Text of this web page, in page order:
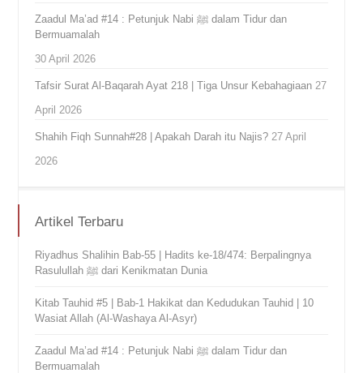
Zaadul Ma’ad #14 : Petunjuk Nabi ﷺ dalam Tidur dan
Bermuamalah
30 April 2026
Tafsir Surat Al-Baqarah Ayat 218 | Tiga Unsur Kebahagiaan 27
April 2026
Shahih Fiqh Sunnah#28 | Apakah Darah itu Najis? 27 April
2026
Artikel Terbaru
Riyadhus Shalihin Bab-55 | Hadits ke-18/474: Berpalingnya
Rasulullah ﷺ dari Kenikmatan Dunia
Kitab Tauhid #5 | Bab-1 Hakikat dan Kedudukan Tauhid | 10
Wasiat Allah (Al-Washaya Al-Asyr)
Zaadul Ma’ad #14 : Petunjuk Nabi ﷺ dalam Tidur dan
Bermuamalah